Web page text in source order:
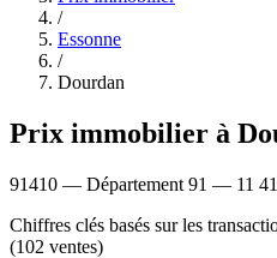
/
Essonne
/
Dourdan
Prix immobilier à
91410 — Département 91 — 11
Chiffres clés basés sur les
(102 ventes)